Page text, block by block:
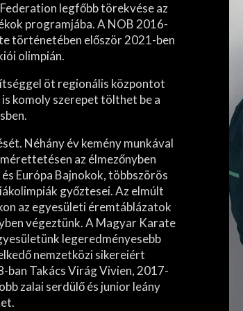
legfőbb törekvése az
programjába. A NOB 2016-
történetében először 2021-ben
olimpián.
öt regionális központot
komoly szerepet tölthet be a
Néhány év kemény munkával
az élmezőnyben
Európa Bajnokok, többszörös
győztesei. Az elmúlt
az egyesületi éremtáblázatok
végeztünk. A Magyar Karate
legeredményesebb
nemzetközi sikereiért
Takács Virág Vivien, 2017-
zalai serdülő és junior leány